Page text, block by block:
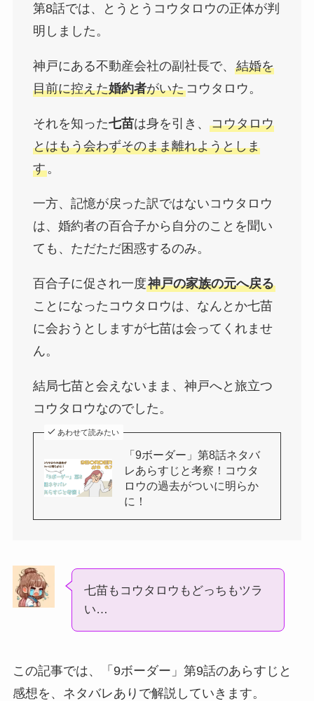
第8話では、とうとうコウタロウの正体が判
明しました。
神戸にある不動産会社の副社長で、 結婚を
目前に控えた婚約者がいたコウタロウ。
それを知った七苗は身を引き、 コウタロウ
とはもう会わずそのまま離れようとしま
す。
一方、記憶が戻った訳ではないコウタロウ
は、婚約者の百合子から自分のことを聞い
ても、ただただ困惑するのみ。
百合子に促され一度神戸の家族の元へ戻る
ことになったコウタロウは、なんとか七苗
に会おうとしますが七苗は会ってくれませ
ん。
結局七苗と会えないまま、神戸へと旅立つ
コウタロウなのでした。
あわせて読みたい
「9ボーダー」第8話ネタバ
レあらすじと考察！コウタ
ロウの過去がついに明らか
に！
七苗もコウタロウもどっちもツラ
い…
この記事では、「9ボーダー」第9話のあらすじと
感想を、ネタバレありで解説していきます。